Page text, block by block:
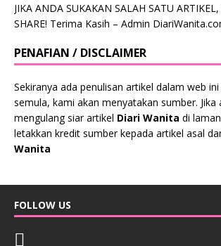
JIKA ANDA SUKAKAN SALAH SATU
SHARE! Terima Kasih – Admin
PENAFIAN / DISCLAIMER
Sekiranya ada penulisan artikel dalam web
semula, kami akan menyatakan sumber. Jika
mengulang siar artikel Diari Wanita di
letakkan kredit sumber kepada artikel asal
Wanita
FOLLOW US